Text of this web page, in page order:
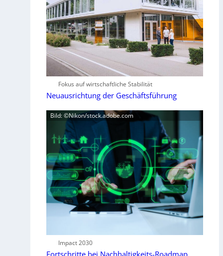
Fokus auf wirtschaftliche Stabilität
Neuausrichtung der Geschäftsführung
Bild: ©Nikon/stock.adobe.com
Impact 2030